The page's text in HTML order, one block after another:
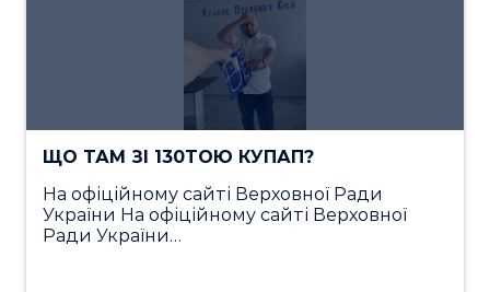
ЩО ТАМ ЗІ 130ТОЮ КУПАП?
На офіційному сайті Верховної Ради
України На офіційному сайті Верховної
Ради України…